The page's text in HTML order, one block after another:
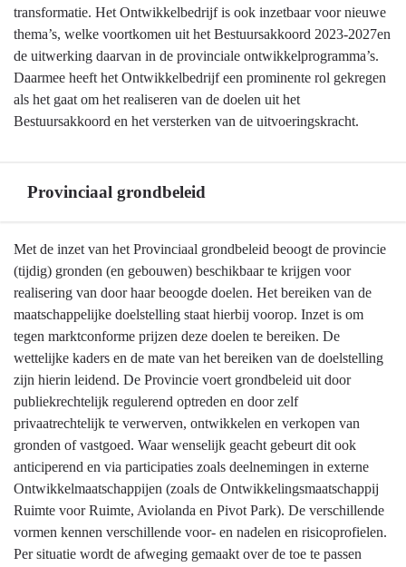
transformatie. Het Ontwikkelbedrijf is ook inzetbaar voor nieuwe
thema’s, welke voortkomen uit het Bestuursakkoord 2023-2027en
de uitwerking daarvan in de provinciale ontwikkelprogramma’s.
Daarmee heeft het Ontwikkelbedrijf een prominente rol gekregen
als het gaat om het realiseren van de doelen uit het
Bestuursakkoord en het versterken van de uitvoeringskracht.
Provinciaal grondbeleid
Terug
naar
navigatie
Ontwikkelbedrijf
grondbeleid
Provinciaal
grondbeleid
Met de inzet van het Provinciaal grondbeleid beoogt de provincie
(tijdig) gronden (en gebouwen) beschikbaar te krijgen voor
realisering van door haar beoogde doelen. Het bereiken van de
maatschappelijke doelstelling staat hierbij voorop. Inzet is om
tegen marktconforme prijzen deze doelen te bereiken. De
wettelijke kaders en de mate van het bereiken van de doelstelling
zijn hierin leidend. De Provincie voert grondbeleid uit door
publiekrechtelijk regulerend optreden en door zelf
privaatrechtelijk te verwerven, ontwikkelen en verkopen van
gronden of vastgoed. Waar wenselijk geacht gebeurt dit ook
anticiperend en via participaties zoals deelnemingen in externe
Ontwikkelmaatschappijen (zoals de Ontwikkelingsmaatschappij
Ruimte voor Ruimte, Aviolanda en Pivot Park). De verschillende
vormen kennen verschillende voor- en nadelen en risicoprofielen.
Per situatie wordt de afweging gemaakt over de toe te passen